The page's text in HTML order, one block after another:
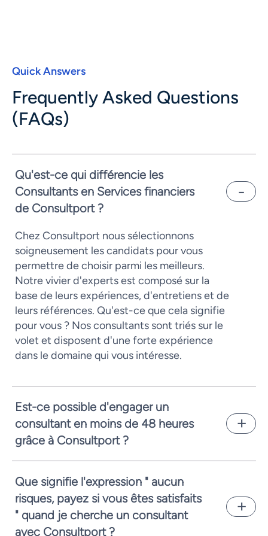
Quick Answers
Frequently Asked Questions
(FAQs)
Qu'est-ce qui différencie les
Consultants en Services financiers
de Consultport ?
Chez Consultport nous sélectionnons
soigneusement les candidats pour vous
permettre de choisir parmi les meilleurs.
Notre vivier d'experts est composé sur la
base de leurs expériences, d'entretiens et de
leurs références. Qu'est-ce que cela signifie
pour vous ? Nos consultants sont triés sur le
volet et disposent d'une forte expérience
dans le domaine qui vous intéresse.
Est-ce possible d'engager un
consultant en moins de 48 heures
grâce à Consultport ?
ouvrés. Cela dépend de la complexité de la
demande et de la disponibilité des
consultants. En tout cas, vous proposer
rapidement un candidat pertinent est notre
Que signifie l'expression " aucun
risques, payez si vous êtes satisfaits
" quand je cherche un consultant
avec Consultport ?